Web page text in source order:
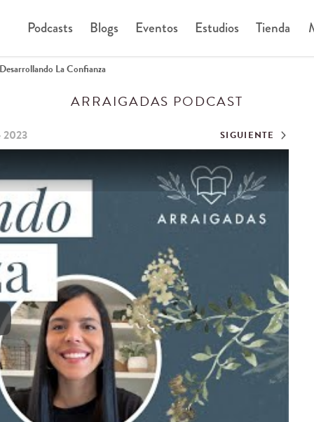
Podcasts Blogs Eventos Estudios Tienda
Desarrollando La Confianza
ARRAIGADAS PODCAST
2023 SIGUIENTE
la confianza